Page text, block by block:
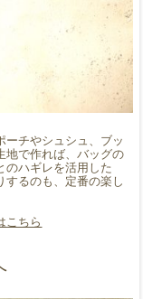
ーチやシュシュ、ブッ
地で作れば、バッグの
のハギレを活用した
するのも、定番の楽し
こちら